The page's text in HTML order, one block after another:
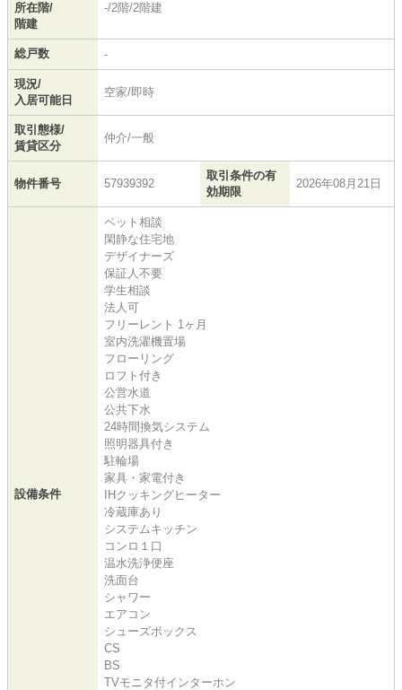
所在階/
階建
-/2階/2階建
総戸数 -
現況/
入居可能日
空家/即時
取引態様/
賃貸区分
仲介/一般
物件番号 57939392
取引条件の有
効期限
2026年08月21日
設備条件
ペット相談
閑静な住宅地
デザイナーズ
保証人不要
学生相談
法人可
フリーレント 1ヶ月
室内洗濯機置場
フローリング
ロフト付き
公営水道
公共下水
24時間換気システム
照明器具付き
駐輪場
家具・家電付き
IHクッキングヒーター
冷蔵庫あり
システムキッチン
コンロ１口
温水洗浄便座
洗面台
シャワー
エアコン
シューズボックス
CS
BS
TVモニタ付インターホン